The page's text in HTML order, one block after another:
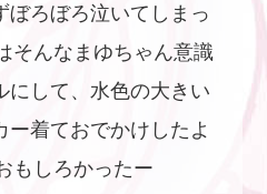
ぼろぼろ泣いてしまっ
そんなまゆちゃん意識
にして、水色の大きい
ー着ておでかけしたよ
もしろかったー